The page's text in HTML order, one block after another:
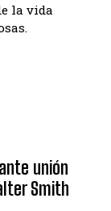
la vida
unión
Smith